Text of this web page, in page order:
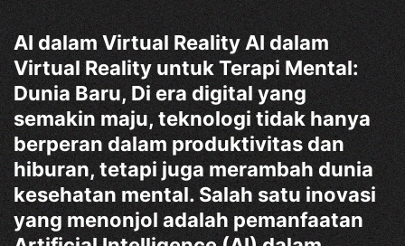
AI dalam Virtual Reality AI dalam
Virtual Reality untuk Terapi Mental:
Dunia Baru, Di era digital yang
semakin maju, teknologi tidak hanya
berperan dalam produktivitas dan
hiburan, tetapi juga merambah dunia
kesehatan mental. Salah satu inovasi
yang menonjol adalah pemanfaatan